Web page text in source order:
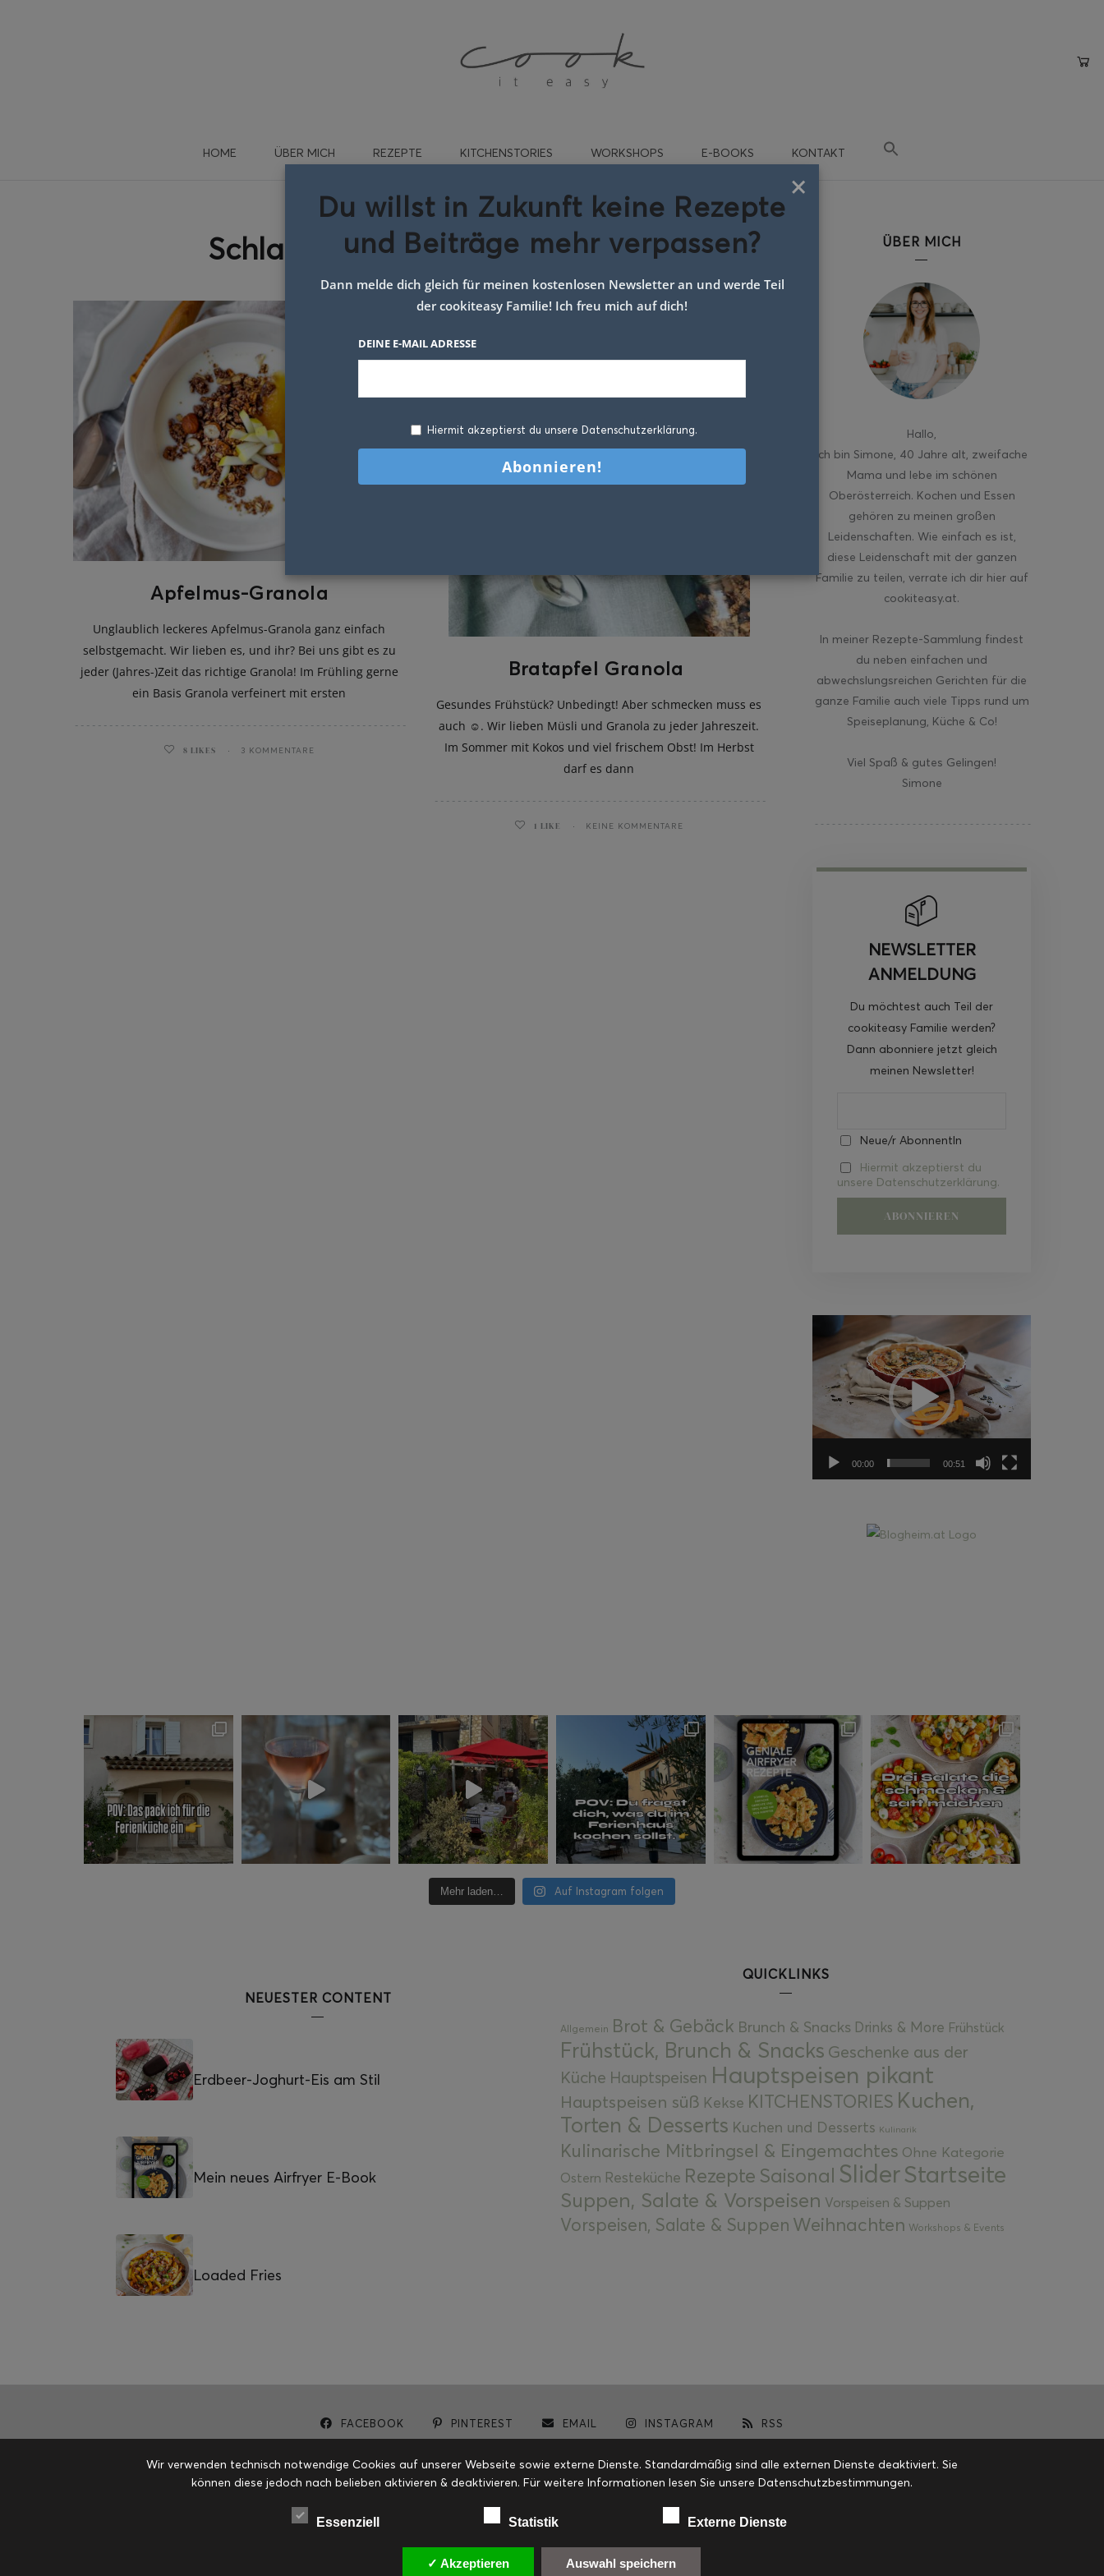
HOME ÜBER MICH REZEPTE KITCHENSTORIES WORKSHOPS E-BOOKS KONTAKT
Schlagwort:gesundes Granola
Apfelmus-Granola
Unglaublich leckeres Apfelmus-Granola ganz einfach
selbstgemacht. Wir lieben es, und ihr? Bei uns gibt es zu
jeder (Jahres-)Zeit das richtige Granola! Im Frühling gerne
ein Basis Granola verfeinert mit ersten
8 LIKES 3 KOMMENTARE
Bratapfel Granola
Gesundes Frühstück? Unbedingt! Aber schmecken muss es
auch ☺️. Wir lieben Müsli und Granola zu jeder Jahreszeit.
Im Sommer mit Kokos und viel frischem Obst! Im Herbst
darf es dann
1 LIKE KEINE KOMMENTARE
ÜBER MICH
Hallo
ich bin Simone, 40 Jahre alt, zweifache
Mama und lebe im schönen
Oberösterreich. Kochen und Essen
gehören zu meinen großen
Leidenschaften. Wie einfach es ist,
diese Leidenschaft mit der ganzen
Familie zu teilen, verrate ich dir hier auf
cookiteasy.at.
In meiner Rezepte-Sammlung findest
du neben einfachen und
abwechslungsreichen Gerichten für die
ganze Familie auch viele Tipps rund um
Speiseplanung, Küche & Co!
Viel Spaß & gutes Gelingen!
Simone
NEWSLETTER
ANMELDUNG
Du möchtest auch Teil der
cookiteasy Familie werden?
Dann abonniere jetzt gleich
meinen Newsletter!
Neue/r AbonnentIn
Hiermit akzeptierst du
unsere Datenschutzerklärung.
Video-
Player
00:00 00:51
Mehr laden… Auf Instagram folgen
NEUESTER CONTENT
Erdbeer-Joghurt-Eis am Stil
Mein neues Airfryer E-Book
Loaded Fries
QUICKLINKS
Allgemein Brot & Gebäck Brunch & Snacks Drinks & More Frühstück
Frühstück, Brunch & Snacks Geschenke aus der
Küche Hauptspeisen Hauptspeisen pikant
Hauptspeisen süß Kekse KITCHENSTORIES Kuchen,
Torten & Desserts Kuchen und Desserts Kulinarik
Kulinarische Mitbringsel & Eingemachtes Ohne Kategorie
Ostern Resteküche Rezepte Saisonal SliderStartseite
Suppen, Salate & Vorspeisen Vorspeisen & Suppen
Vorspeisen, Salate & Suppen Weihnachten Workshops & Events
FACEBOOK PINTEREST EMAIL INSTAGRAM RSS
×
Du willst in Zukunft keine Rezepte
und Beiträge mehr verpassen?
Dann melde dich gleich für meinen kostenlosen Newsletter an und werde Teil
der cookiteasy Familie! Ich freu mich auf dich!
DEINE E-MAIL ADRESSE
Hiermit akzeptierst du unsere Datenschutzerklärung.
Wir verwenden technisch notwendige Cookies auf unserer Webseite sowie externe Dienste. Standardmäßig sind alle externen Dienste deaktiviert. Sie
können diese jedoch nach belieben aktivieren & deaktivieren. Für weitere Informationen lesen Sie unsere Datenschutzbestimmungen.
Essenziell Statistik Externe Dienste
✓ Akzeptieren Auswahl speichern